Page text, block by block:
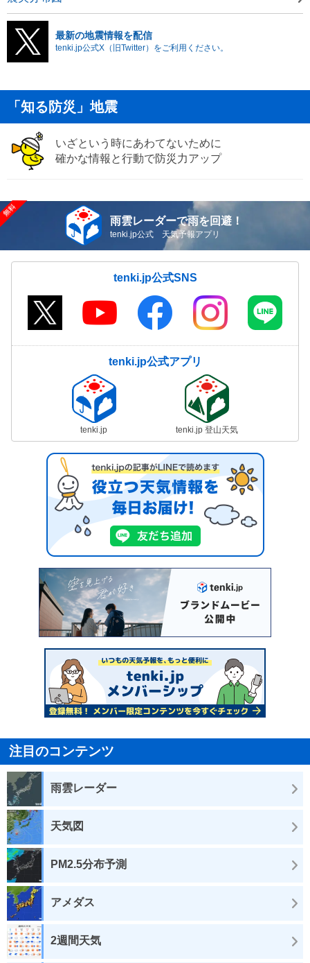
最新の地震情報を配信
tenki.jp公式X（旧Twitter）をご利用ください。
「知る防災」地震
いざという時にあわてないために
確かな情報と行動で防災力アップ
雨雲レーダーで雨を回避！
tenki.jp公式 天気予報アプリ
tenki.jp公式SNS
tenki.jp公式アプリ
tenki.jp tenki.jp 登山天気
注目のコンテンツ
雨雲レーダー
天気図
PM2.5分布予測
アメダス
2週間天気